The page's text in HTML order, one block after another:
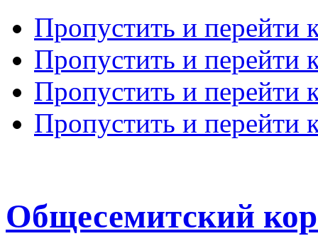
Пропустить и перейти
Пропустить и перейти
Пропустить и перейти
Пропустить и перейти
Общесемитский